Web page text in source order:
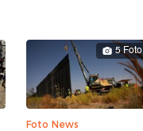
5 Foto
Foto News